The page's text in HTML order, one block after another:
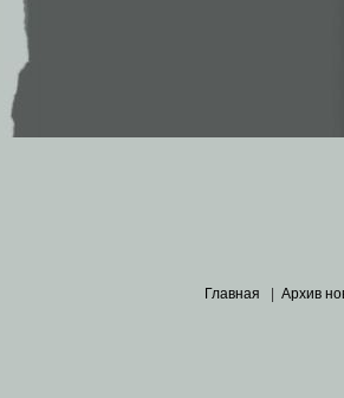
Главная Архив